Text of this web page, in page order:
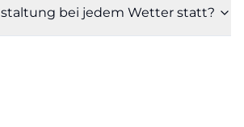
bei jedem Wetter statt?